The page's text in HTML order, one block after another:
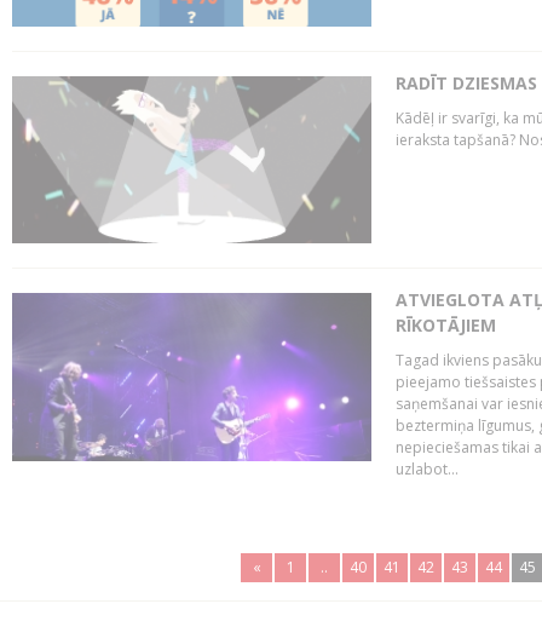
RADĪT
Kādēļ ir svarīgi, ka
ieraksta tapšanā?
ATVIEGLOTA
RĪKOTĀJIEM
Tagad ikviens
pieejamo tiešsaistes
saņemšanai var
beztermiņa līgumus,
nepieciešamas tikai
uzlabot...
« 1 .. 40 41 42 43 44 45